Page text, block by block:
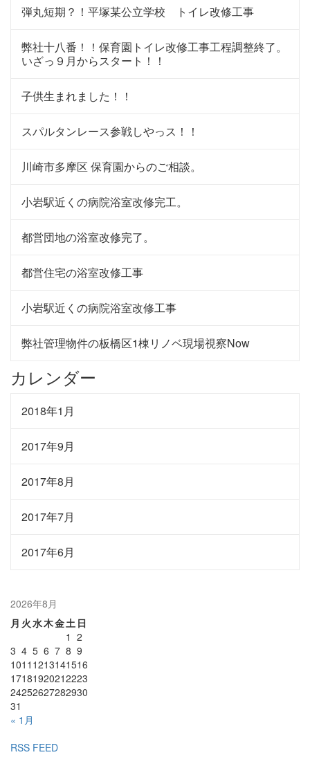
弾丸短期？！平塚某公立学校 トイレ改修工事
弊社十八番！！保育園トイレ改修工事工程調整終了。
いざっ９月からスタート！！
子供生まれました！！
スパルタンレース参戦しやっス！！
川崎市多摩区 保育園からのご相談。
小岩駅近くの病院浴室改修完工。
都営団地の浴室改修完了。
都営住宅の浴室改修工事
小岩駅近くの病院浴室改修工事
弊社管理物件の板橋区1棟リノベ現場視察Now
カレンダー
2018年1月
2017年9月
2017年8月
2017年7月
2017年6月
2026年8月
月 火水木金土 日
« 1月
1 2
3 4 5 6 7 8 9
1011 1213141516
17181920212223
24252627282930
31
RSS FEED